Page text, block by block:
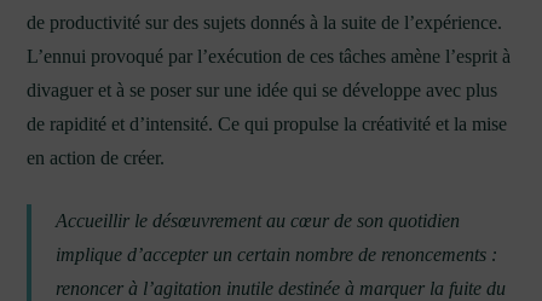
de productivité sur des sujets donnés à la suite de l’expérience.
L’ennui provoqué par l’exécution de ces tâches amène l’esprit à
divaguer et à se poser sur une idée qui se développe avec plus
de rapidité et d’intensité. Ce qui propulse la créativité et la mise
en action de créer.
Accueillir le désœuvrement au cœur de son quotidien
implique d’accepter un certain nombre de renoncements :
renoncer à l’agitation inutile destinée à marquer la fuite du